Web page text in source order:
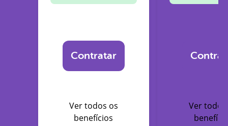
Contratar
Ver todos os
benefícios
Ver